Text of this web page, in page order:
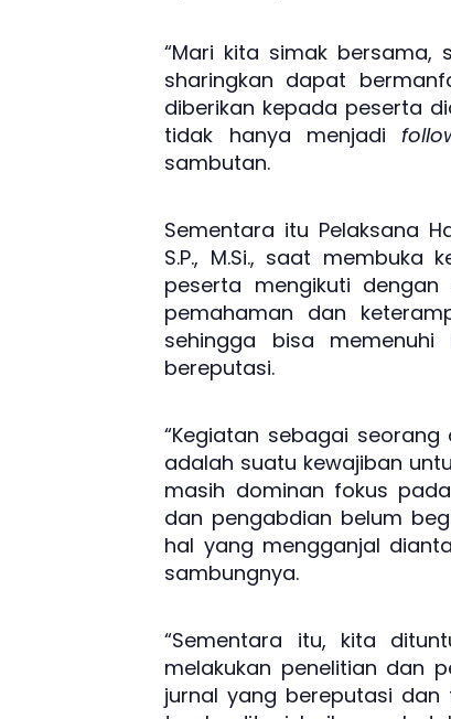
“Mari kita simak
sharingkan dapat
diberikan kepada peserta
tidak hanya menjadi
sambutan.
Sementara itu Pelaksana
S.P., M.Si., saat
peserta mengikuti
pemahaman dan
sehingga bisa
bereputasi.
“Kegiatan sebagai
adalah suatu kewajiban
masih dominan fokus
dan pengabdian belum
hal yang mengganjal
sambungnya.
“Sementara itu, kita
melakukan penelitian dan
jurnal yang bereputasi dan